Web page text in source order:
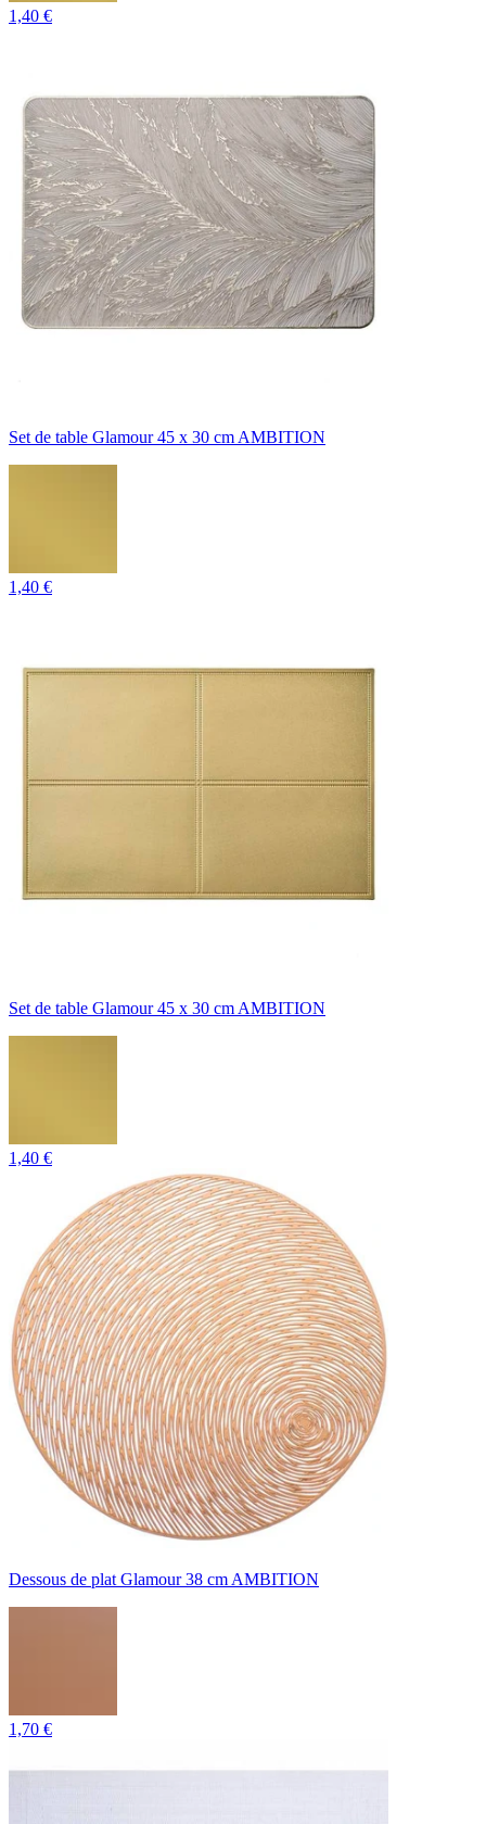
1,40 €
Set de table Glamour 45 x 30 cm AMBITION
1,40 €
Set de table Glamour 45 x 30 cm AMBITION
1,40 €
Dessous de plat Glamour 38 cm AMBITION
1,70 €